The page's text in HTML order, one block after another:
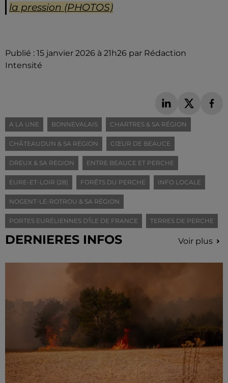
la pression (PHOTOS)
Publié : 15 janvier 2026 à 21h26 par Rédaction
Intensité
A LA UNE BONNEVALAIS CHARTRES & SA RÉGION
CHÂTEAUDUN & SA RÉGION CŒUR DE BEAUCE
DREUX & SA RÉGION ENTRE BEAUCE ET PERCHE
EURE-ET-LOIR (28) FORÊTS DU PERCHE INFO LOCALE
NOGENT-LE-ROTROU & SA RÉGION
PORTES EURÉLIENNES D'ÎLE DE FRANCE TERRES DE PERCHE
DERNIERES INFOS Voir plus